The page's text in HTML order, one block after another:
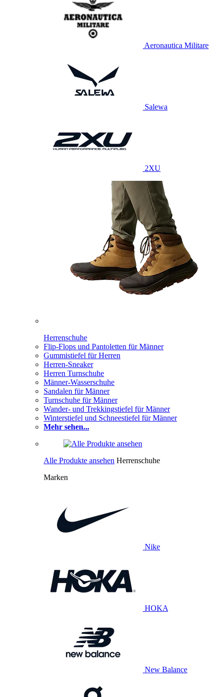
Aeronautica Militare
Salewa
2XU
Herrenschuhe
Flip-Flops und Pantoletten für Männer
Gummistiefel für Herren
Herren-Sneaker
Herren Turnschuhe
Männer-Wasserschuhe
Sandalen für Männer
Turnschuhe für Männer
Wander- und Trekkingstiefel für Männer
Winterstiefel und Schneestiefel für Männer
Mehr sehen...
Alle Produkte ansehen Herrenschuhe
Marken
Nike
HOKA
New Balance